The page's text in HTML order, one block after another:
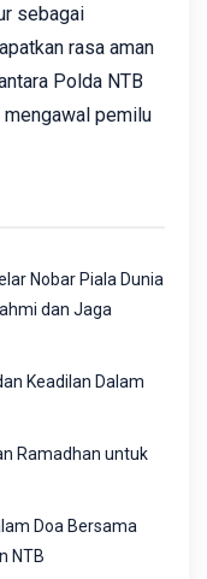
sebagai
rasa aman
Polda NTB
pemilu
Nobar Piala Dunia
dan Jaga
Keadilan Dalam
Ramadhan untuk
Doa Bersama
NTB